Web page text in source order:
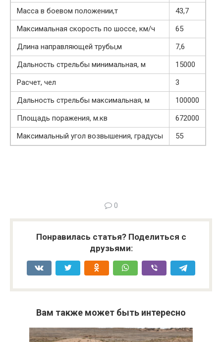
Масса в боевом положении,т
43,7
Максимальная скорость по шоссе, км/ч
65
Длина направляющей трубы,м
7,6
Дальность стрельбы минимальная, м
15000
Расчет, чел
3
Дальность стрельбы максимальная, м
100000
Площадь поражения, м.кв
672000
Максимальный угол возвышения, градусы
55
0
Понравилась статья? Поделиться с
друзьями:
Вам также может быть интересно